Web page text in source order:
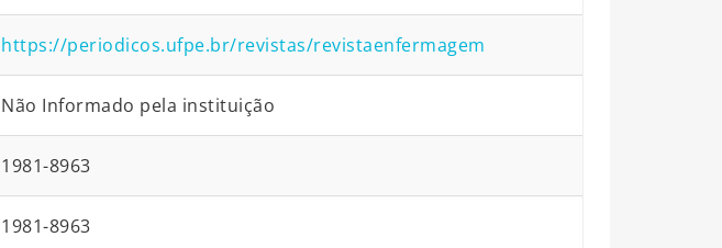
https://periodicos.ufpe.br/revistas/revistaenfermagem
Não Informado pela instituição
1981-8963
1981-8963